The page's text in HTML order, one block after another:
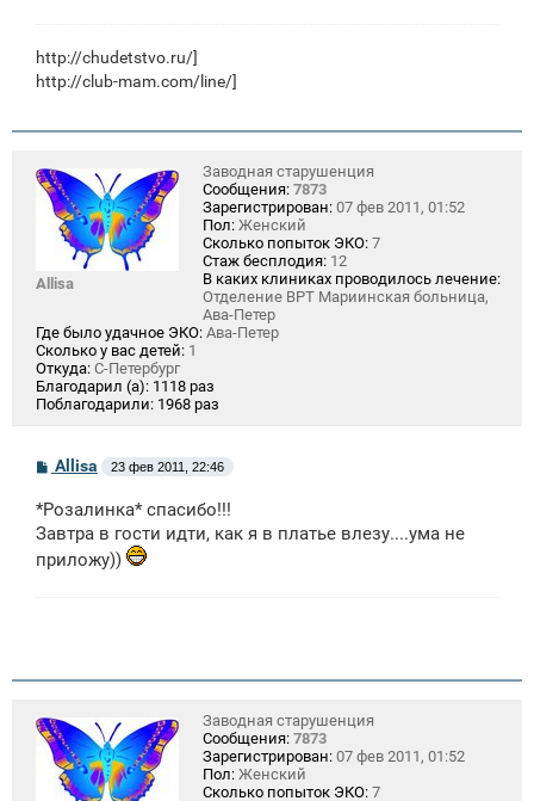
http://chudetstvo.ru/]
http://club-mam.com/line/]
Allisa
Заводная старушенция
Сообщения: 7873
Зарегистрирован: 07 фев 2011, 01:52
Пол: Женский
Сколько попыток ЭКО: 7
Стаж бесплодия: 12
В каких клиниках проводилось лечение:
Отделение ВРТ Мариинская больница,
Ава-Петер
Где было удачное ЭКО: Ава-Петер
Сколько у вас детей: 1
Откуда: С-Петербург
Благодарил (а): 1118 раз
Поблагодарили: 1968 раз
С
б
щ
н
Allisa 23 фев 2011, 22:46
*Розалинка* спасибо!!!
Завтра в гости идти, как я в платье влезу....ума не
приложу))
Заводная старушенция
Сообщения: 7873
Зарегистрирован: 07 фев 2011, 01:52
Пол: Женский
Сколько попыток ЭКО: 7